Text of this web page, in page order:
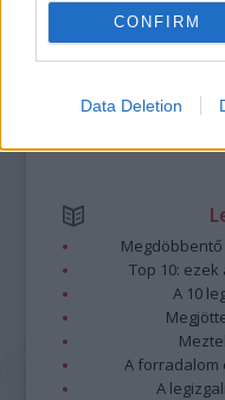
CONFIRM
Data Deletion
Top 10:
A 10
A forradalom
A